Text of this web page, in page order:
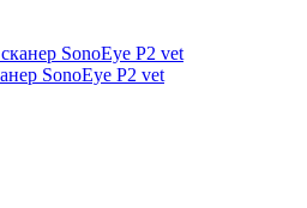
SonoEye P2 vet